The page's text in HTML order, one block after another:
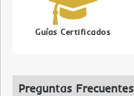
Guías Certificados
Preguntas Frecuentes